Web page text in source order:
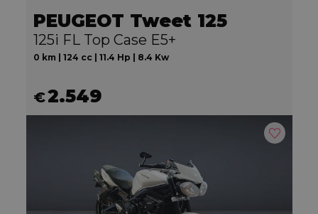
PEUGEOT Tweet 125
125i FL Top Case E5+
0 km | 124 cc | 11.4 Hp | 8.4 Kw
€2.549